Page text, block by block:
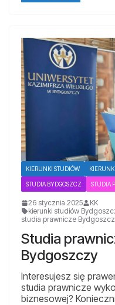
KIERUNKI STUDIÓW
STUDIA BYDGOSZCZ STUDIA
26 stycznia 2025
KK
kierunki studiów
studia prawnicze Bydgoszcz
Studia
Bydgoszczy
Interesujesz się
studia prawnicze
biznesowej?